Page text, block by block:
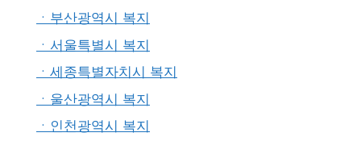
ㆍ부산광역시 복지
ㆍ서울특별시 복지
ㆍ세종특별자치시 복지
ㆍ울산광역시 복지
ㆍ인천광역시 복지